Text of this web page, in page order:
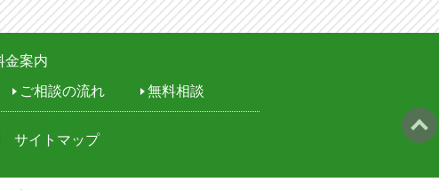
祝休み）03-6261-7313
金案内
ご相談の流れ 無料相談
サイトマップ